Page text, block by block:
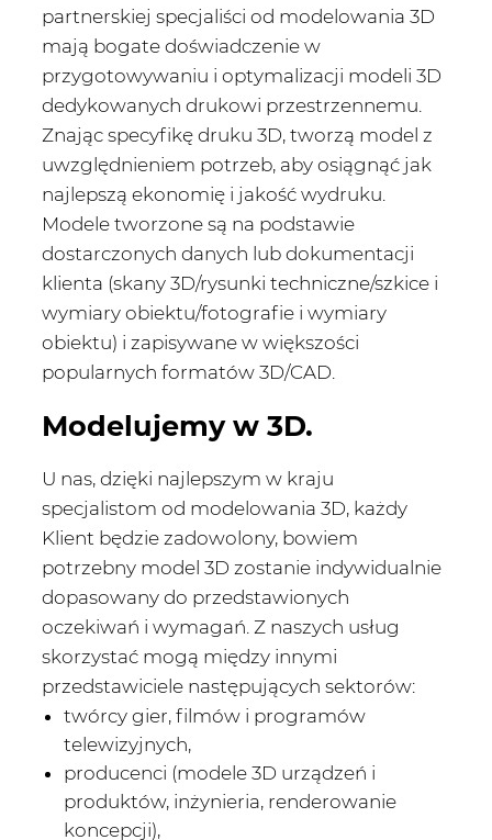
partnerskiej specjaliści od modelowania 3D
mają bogate doświadczenie w
przygotowywaniu i optymalizacji modeli 3D
dedykowanych drukowi przestrzennemu.
Znając specyfikę druku 3D, tworzą model z
uwzględnieniem potrzeb, aby osiągnąć jak
najlepszą ekonomię i jakość wydruku.
Modele tworzone są na podstawie
dostarczonych danych lub dokumentacji
klienta (skany 3D/rysunki techniczne/szkice i
wymiary obiektu/fotografie i wymiary
obiektu) i zapisywane w większości
popularnych formatów 3D/CAD.
Modelujemy w 3D.
U nas, dzięki najlepszym w kraju
specjalistom od modelowania 3D, każdy
Klient będzie zadowolony, bowiem
potrzebny model 3D zostanie indywidualnie
dopasowany do przedstawionych
oczekiwań i wymagań. Z naszych usług
skorzystać mogą między innymi
przedstawiciele następujących sektorów:
twórcy gier, filmów i programów
telewizyjnych,
producenci (modele 3D urządzeń i
produktów, inżynieria, renderowanie
koncepcji),